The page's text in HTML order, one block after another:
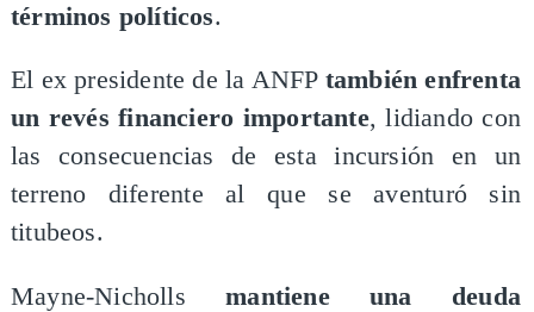
términos políticos.
El ex presidente de la ANFP también enfrenta
un revés financiero importante, lidiando con
las consecuencias de esta incursión en un
terreno diferente al que se aventuró sin
titubeos.
Mayne-Nichollsmantiene una deuda